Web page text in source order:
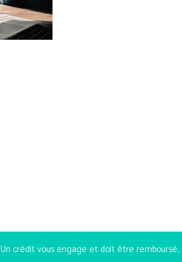
Un crédit vous engage et doit être